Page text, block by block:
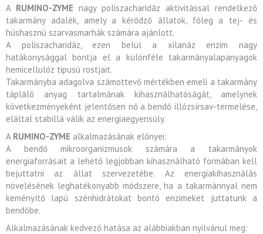
A RUMINO-ZYME nagy poliszacharidáz aktivitással rendelkező
takarmány adalék, amely a kérődző állatok, főleg a tej- és
húshasznú szarvasmarhák számára ajánlott.
A poliszacharidáz, ezen belül a xilanáz enzim nagy
hatákonysággal bontja el a különféle takarmányalapanyagok
hemicellulóz tipusú rostjait.
Takarmányba adagolva számottevő mértékben emeli a takarmány
tápláló anyag tartalmának kihasználhatóságát, amelynek
következményeként jelentősen nő a bendő illózsírsav-termelése,
eláltal stabillá válik az energiaegyensúly.
A RUMINO-ZYME alkalmazásának előnyei:
A bendő mikroorganizmusok számára a takarmányok
energiaforrásait a lehető legjobban kihasználható formában kell
bejuttatni az állat szervezetébe. Az energiakihasználás
növelésének leghatékonyabb módszere, ha a takarmánnyal nem
keményítő lapú szénhidrátokat bontó enzimeket juttatunk a
bendőbe.
Alkalmazásának kedvező hatása az alábbiakban nyilvánul meg: